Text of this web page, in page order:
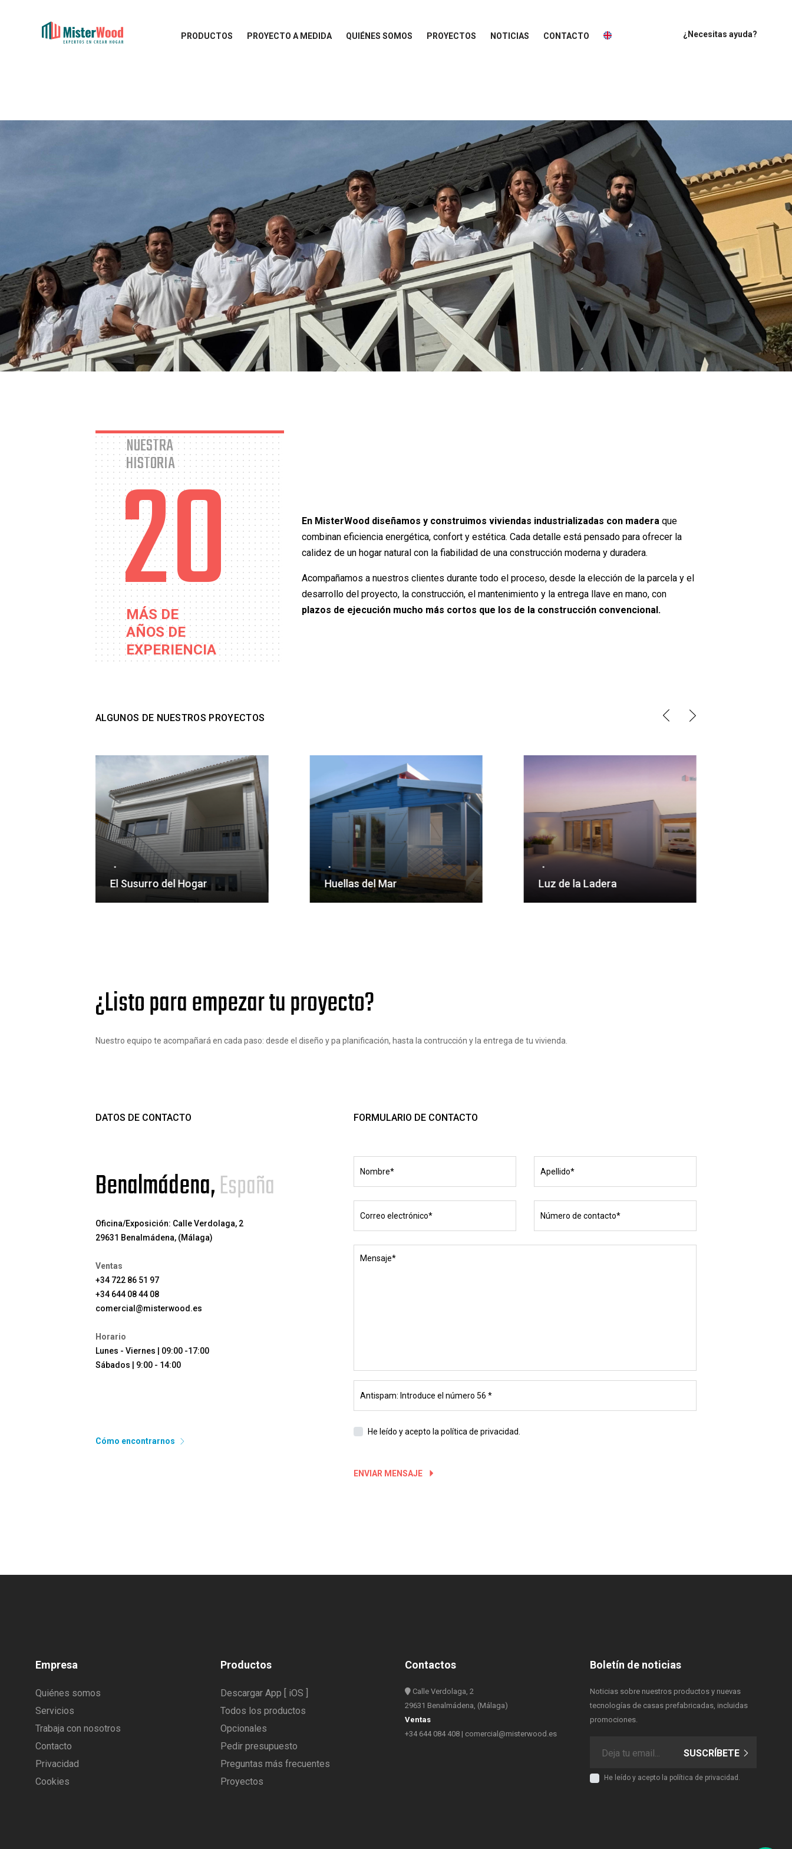
¿Necesitas ayuda?
PRODUCTOS PROYECTO A MEDIDA QUIÉNES SOMOS PROYECTOS NOTICIAS CONTACTO
NUESTRA
HISTORIA
20
MÁS DE
AÑOS DE
EXPERIENCIA
En MisterWood diseñamos y construimos viviendas industrializadas con madera que
combinan eficiencia energética, confort y estética. Cada detalle está pensado para ofrecer la
calidez de un hogar natural con la fiabilidad de una construcción moderna y duradera.
Acompañamos a nuestros clientes durante todo el proceso, desde la elección de la parcela y el
desarrollo del proyecto, la construcción, el mantenimiento y la entrega llave en mano, con
plazos de ejecución mucho más cortos que los de la construcción convencional.
ALGUNOS DE NUESTROS PROYECTOS prev
El Susurro del Hogar Huellas del Mar Luz de la Ladera
¿Listo para empezar tu proyecto?
Nuestro equipo te acompañará en cada paso: desde el diseño y pa planificación, hasta la contrucción y la entrega de tu vivienda.
DATOS DE CONTACTO
Benalmádena,España
Oficina/Exposición: Calle Verdolaga, 2
29631 Benalmádena, (Málaga)
Ventas
+34 722 86 51 97
+34 644 08 44 08
comercial@misterwood.es
Horario
Lunes - Viernes | 09:00 -17:00
Sábados | 9:00 - 14:00
Cómo encontrarnos
FORMULARIO DE CONTACTO
He leído y acepto la política de privacidad.
ENVIAR MENSAJE
Empresa
Quiénes somos
Servicios
Trabaja con nosotros
Contacto
Privacidad
Cookies
Productos
Descargar App [ iOS ]
Todos los productos
Opcionales
Pedir presupuesto
Preguntas más frecuentes
Proyectos
Contactos
Calle Verdolaga, 2
29631 Benalmádena, (Málaga)
Ventas
+34 644 084 408 | comercial@misterwood.es
Boletín de noticias
Noticias sobre nuestros productos y nuevas
tecnologías de casas prefabricadas, incluidas
promociones.
SUSCRÍBETE
He leído y acepto la política de privacidad.